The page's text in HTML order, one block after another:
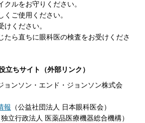
クルをお守りください。
くご使用ください。
けください。
たら直ちに眼科医の検査をお受けくださ
立ちサイト（外部リンク）
ョンソン・エンド・ジョンソン株式会
報 （公益社団法人 日本眼科医会）
独立行政法人 医薬品医療機器総合機構）